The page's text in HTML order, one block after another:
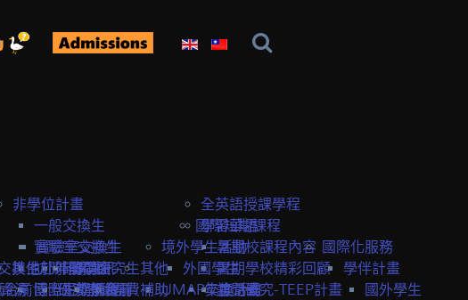
非學位計畫
一般交換生
實驗室交換生
訪問研究生
國際短期課程
全英語授課學程
學習華語
實驗室交換生
申請資訊
研究室資訊
國際短期課程
暑期校課程內容
暑期學校精彩回顧
訪問研究-TEEP計畫
換生
台前
訪問研究生
抵台前
境外學生活動
外國學生
年度活動
國際化服務
學伴計畫
國外學生
其他赴外獎學金
博士生獎學金
其他
UMAP交換計畫
源
經費補助